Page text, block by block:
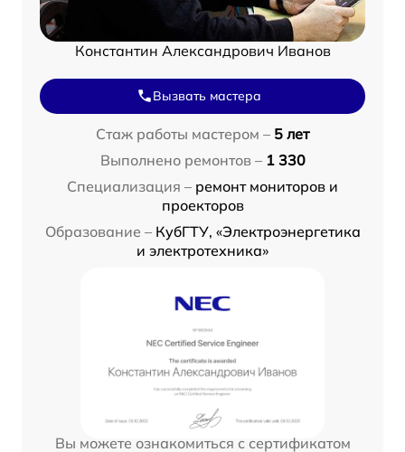
Константин Александрович Иванов
Вызвать мастера
Стаж работы мастером – 5 лет
Выполнено ремонтов – 1 330
Специализация – ремонт мониторов и
проекторов
Образование – КубГТУ, «Электроэнергетика
и электротехника»
Вы можете ознакомиться с сертификатом